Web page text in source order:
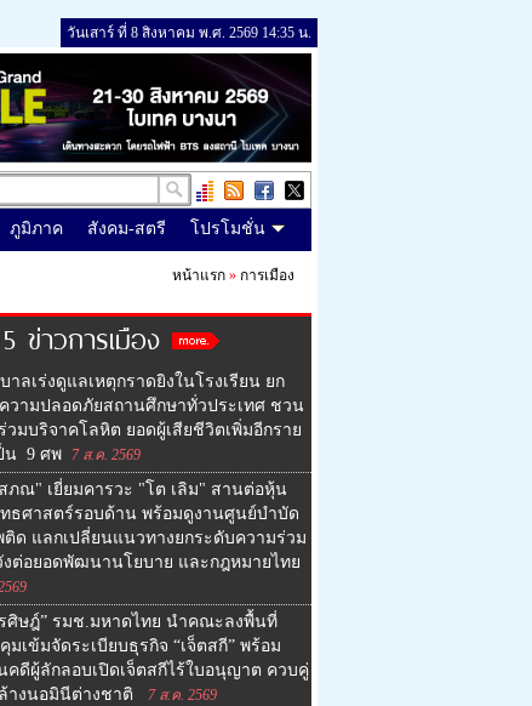
วันเสาร์ ที่ 8 สิงหาคม พ.ศ. 2569 14:35 น.
ภูมิภาค สังคม-สตรี โปรโมชั่น
หน้าแรก » การเมือง
ข่าวการเมือง
าลเร่งดูแลเหตุกราดยิงในโรงเรียน ยก
วามปลอดภัยสถานศึกษาทั่วประเทศ ชวน
มบริจาคโลหิต ยอดผู้เสียชีวิตเพิ่มอีกราย
น 9 ศพ
7 ส.ค. 2569
ภณ" เยี่ยมคารวะ "โต เลิม" สานต่อหุ้น
ธศาสตร์รอบด้าน พร้อมดูงานศูนย์บำบัด
ติด แลกเปลี่ยนแนวทางยกระดับความร่วม
งต่อยอดพัฒนานโยบาย และกฎหมายไทย
ศิษฎ์” รมช.มหาดไทย นำคณะลงพื้นที่
มเข้มจัดระเบียบธุรกิจ “เจ็ตสกี” พร้อม
คดีผู้ลักลอบเปิดเจ็ตสกีไร้ใบอนุญาต ควบคู่
างนอมินีต่างชาติ
7 ส.ค. 2569